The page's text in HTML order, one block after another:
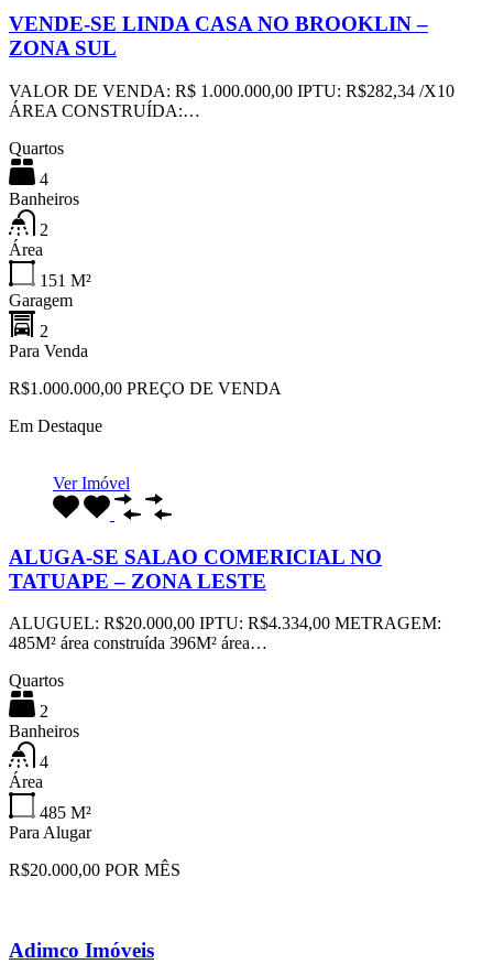
VENDE-SE LINDA CASA NO BROOKLIN –
ZONA SUL
VALOR DE VENDA: R$ 1.000.000,00 IPTU: R$282,34 /X10
ÁREA CONSTRUÍDA:…
Quartos
4
Banheiros
2
Área
151 M²
Garagem
2
Para Venda
R$1.000.000,00 PREÇO DE VENDA
Em Destaque
Ver Imóvel
ALUGA-SE SALAO COMERICIAL NO
TATUAPE – ZONA LESTE
ALUGUEL: R$20.000,00 IPTU: R$4.334,00 METRAGEM:
485M² área construída 396M² área…
Quartos
2
Banheiros
4
Área
485 M²
Para Alugar
R$20.000,00 POR MÊS
Adimco Imóveis